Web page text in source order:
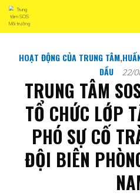
HOẠT ĐỘNG CỦA TRUNG TÂM,
DẦU
22/
TRUNG TÂM
TỔ CHỨC LỚP
PHÓ SỰ CỐ
ĐỘI BIÊN